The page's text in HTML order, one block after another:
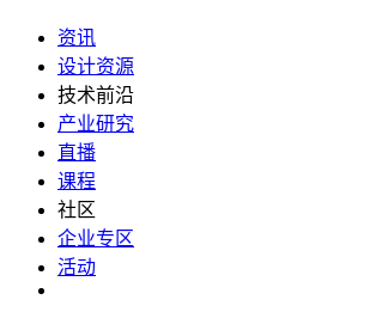
资讯
设计资源
技术前沿
产业研究
直播
课程
社区
企业专区
活动